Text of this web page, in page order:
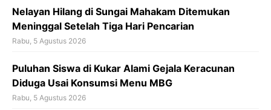
k
Nelayan Hilang di Sungai Mahakam Ditemukan
Meninggal Setelah Tiga Hari Pencarian
Rabu, 5 Agustus 2026
Puluhan Siswa di Kukar Alami Gejala Keracunan
Diduga Usai Konsumsi Menu MBG
Rabu, 5 Agustus 2026